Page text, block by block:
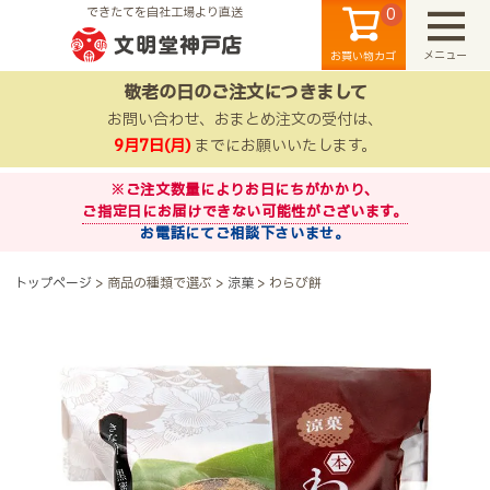
できたてを自社工場より直送
お買い物カゴ
0
メニュー
敬老の日のご注文につきまして
お問い合わせ、おまとめ注文の受付は、
9月7日(月)までにお願いいたします。
※ご注文数量によりお日にちがかかり、
ご指定日にお届けできない可能性がございます。
お電話にてご相談下さいませ。
トップページ 商品の種類で選ぶ 涼菓 わらび餅